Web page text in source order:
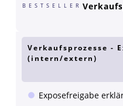
BESTSELLER
Verkaufsprozesse -
(intern/extern)
Exposefreigabe